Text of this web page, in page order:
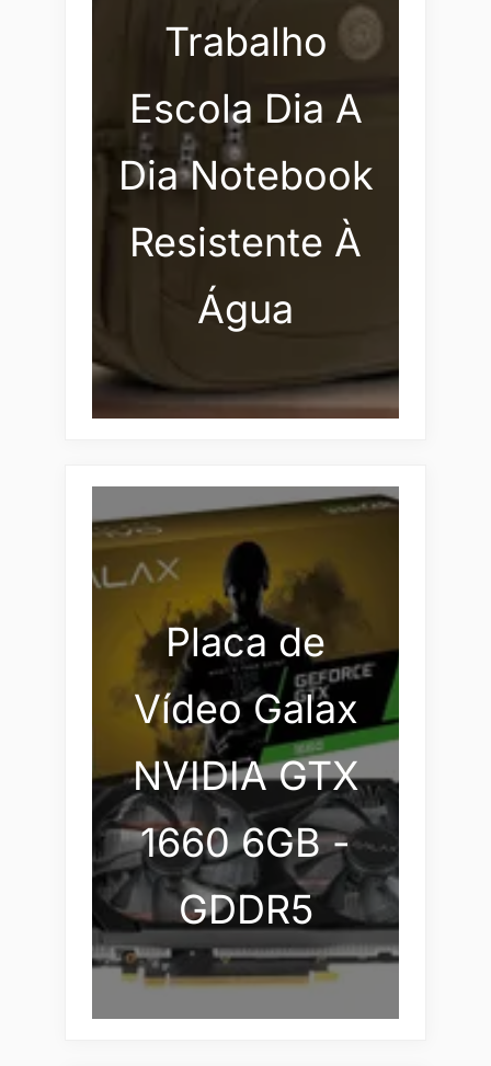
Trabalho
Escola Dia A
Dia Notebook
Resistente À
Água
Placa de
Vídeo Galax
NVIDIA GTX
1660 6GB -
GDDR5